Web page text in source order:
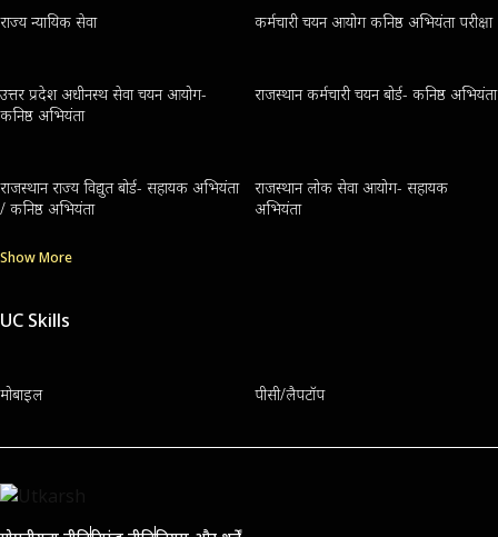
राज्य न्यायिक सेवा कर्मचारी चयन आयोग कनिष्ठ अभियंता परीक्षा
उत्तर प्रदेश अधीनस्थ सेवा चयन आयोग-
कनिष्ठ अभियंता
राजस्थान कर्मचारी चयन बोर्ड- कनिष्ठ अभियंता
राजस्थान राज्य विद्युत बोर्ड- सहायक अभियंता
/ कनिष्ठ अभियंता
राजस्थान लोक सेवा आयोग- सहायक
अभियंता
Show More
UC Skills
मोबाइल पीसी/लैपटॉप